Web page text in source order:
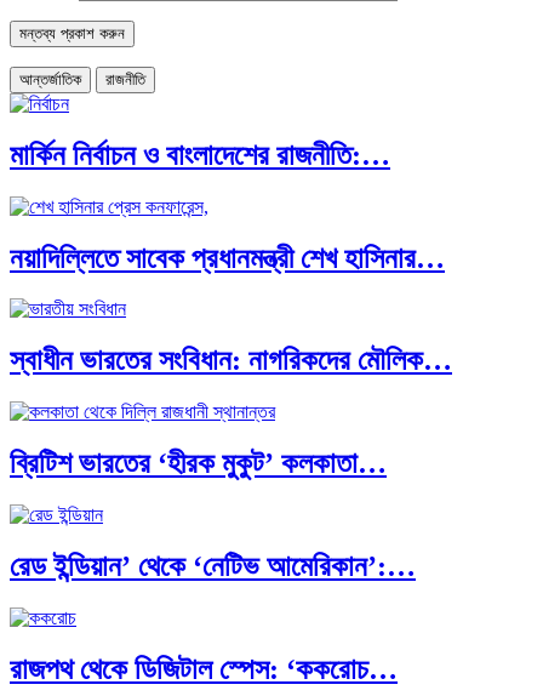
আন্তর্জাতিক রাজনীতি
মার্কিন নির্বাচন ও বাংলাদেশের রাজনীতি:…
নয়াদিল্লিতে সাবেক প্রধানমন্ত্রী শেখ হাসিনার…
স্বাধীন ভারতের সংবিধান: নাগরিকদের মৌলিক…
ব্রিটিশ ভারতের ‘হীরক মুকুট’ কলকাতা…
রেড ইন্ডিয়ান’ থেকে ‘নেটিভ আমেরিকান’:…
রাজপথ থেকে ডিজিটাল স্পেস: ‘ককরোচ…